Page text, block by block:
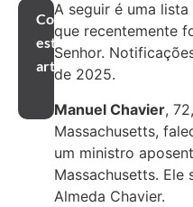
Compartilhar
este
artigo
A seguir é uma
que recentemente
Senhor.
de 2025.
Manuel Chavier,
Massachusetts,
um ministro
Massachusetts. Ele
Almeda Chavier.